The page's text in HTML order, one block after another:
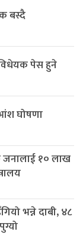
बस्दै
पेस हुने
घोषणा
१० लाख
भन्ने दाबी, ४८